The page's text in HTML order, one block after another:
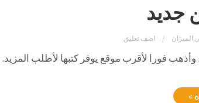
جديد
الميزان اضف تعليق
فورا لأقرب موقع يوفر كتبها لأطلب المزيد.
»